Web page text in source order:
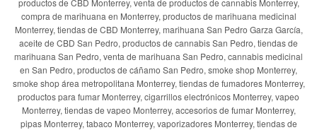
productos de CBD Monterrey, venta de productos de cannabis Monterrey,
compra de marihuana en Monterrey, productos de marihuana medicinal
Monterrey, tiendas de CBD Monterrey, marihuana San Pedro Garza García,
aceite de CBD San Pedro, productos de cannabis San Pedro, tiendas de
marihuana San Pedro, venta de marihuana San Pedro, cannabis medicinal
en San Pedro, productos de cáñamo San Pedro, smoke shop Monterrey,
smoke shop área metropolitana Monterrey, tiendas de fumadores Monterrey,
productos para fumar Monterrey, cigarrillos electrónicos Monterrey, vapeo
Monterrey, tiendas de vapeo Monterrey, accesorios de fumar Monterrey,
pipas Monterrey, tabaco Monterrey, vaporizadores Monterrey, tiendas de